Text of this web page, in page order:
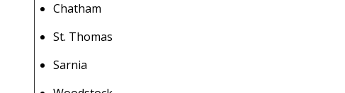
Chatham
St. Thomas
Sarnia